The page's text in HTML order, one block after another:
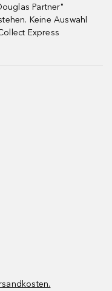
Partner"
Keine Auswahl
Express